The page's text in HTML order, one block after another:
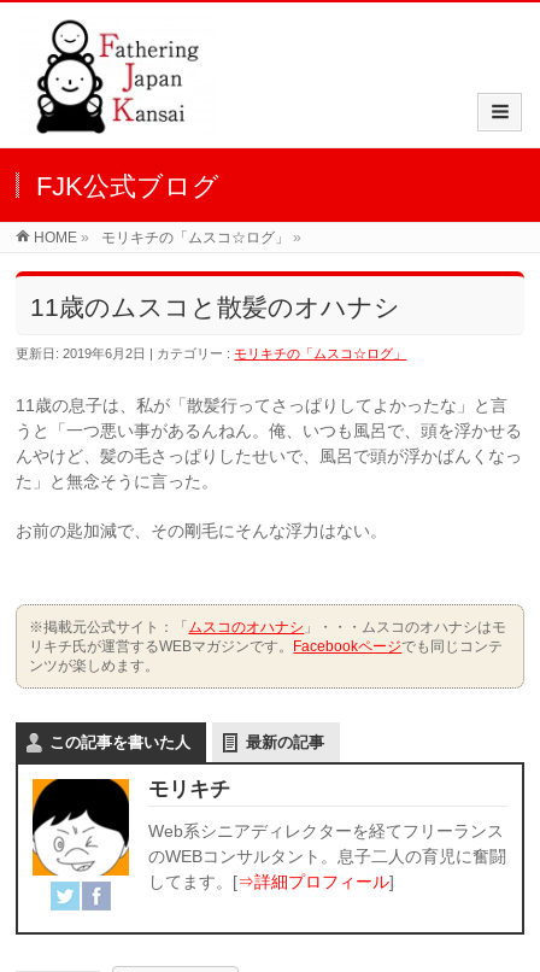
FJK公式ブログ
HOME » モリキチの「ムスコ☆ログ」 »
11歳のムスコと散髪のオハナシ
更新日: 2019年6月2日 カテゴリー :モリキチの「ムスコ☆ログ」
11歳の息子は、私が「散髪行ってさっぱりしてよかったな」と言
うと「一つ悪い事があるんねん。俺、いつも風呂で、頭を浮かせる
んやけど、髪の毛さっぱりしたせいで、風呂で頭が浮かばんくなっ
た」と無念そうに言った。
お前の匙加減で、その剛毛にそんな浮力はない。
※掲載元公式サイト：「 ムスコのオハナシ 」・・・ムスコのオハナシはモ
リキチ氏が運営するWEBマガジンです。
Facebookページでも同じコンテ
ンツが楽しめます。
この記事を書いた人 最新の記事
モリキチ
Web系シニアディレクターを経てフリーランス
のWEBコンサルタント。息子二人の育児に奮闘
してます。[⇒詳細プロフィール]